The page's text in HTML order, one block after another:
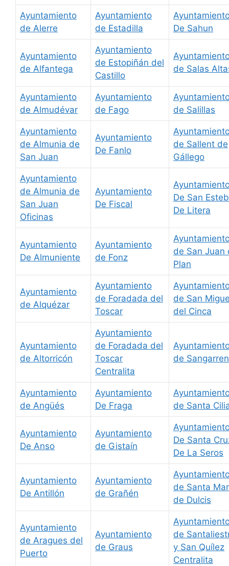
Ayuntamiento
de Alerre
Ayuntamiento
de Estadilla
De Sahun
Ayuntamiento
de Alfantega
Ayuntamiento
de Estopiñán del
Castillo
de Salas
Ayuntamiento
de Almudévar
Ayuntamiento
de Fago
de Salillas
Ayuntamiento
de Almunia de
San Juan
Ayuntamiento
De Fanlo
de Sallent de
Gállego
Ayuntamiento
de Almunia de
San Juan
Oficinas
Ayuntamiento
De Fiscal
De San
De Litera
Ayuntamiento
De Almuniente
Ayuntamiento
de Fonz
de San Juan
Plan
Ayuntamiento
de Alquézar
Ayuntamiento
de Foradada del
Toscar
de San
del Cinca
Ayuntamiento
de Altorricón
Ayuntamiento
de Foradada del
Toscar
Centralita
de Sangarren
Ayuntamiento
de Angüés
Ayuntamiento
De Fraga
de Santa
Ayuntamiento
De Anso
Ayuntamiento
de Gistaín
De Santa
De La Seros
Ayuntamiento
De Antillón
Ayuntamiento
de Grañén
de Santa
de Dulcis
Ayuntamiento
de Aragues del
Puerto
Ayuntamiento
de Graus
de
y San Quílez
Centralita